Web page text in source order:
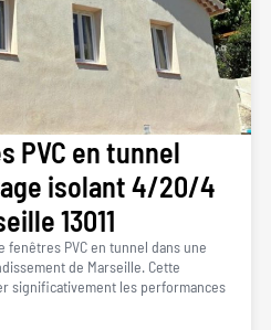
PVC en tunnel
isolant 4/20/4
13011
fenêtres PVC en tunnel dans une
de Marseille. Cette
significativement les performances